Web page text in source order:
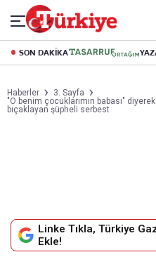
SON DAKİKA
Haberler
3. Sayfa
"O benim çocuklarımın babası"
bıçaklayan şüpheli serbest
Linke Tıkla, Türkiye
Ekle!